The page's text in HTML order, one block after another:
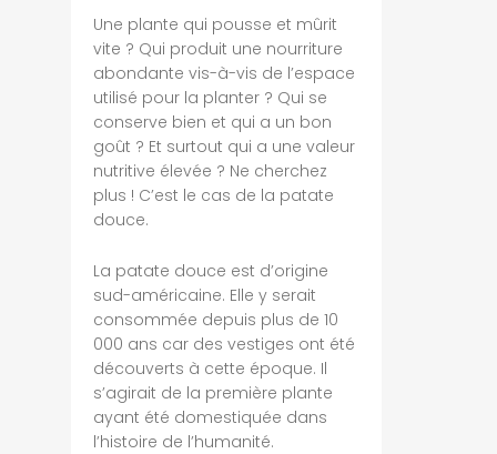
Une plante qui pousse et mûrit
vite ? Qui produit une nourriture
abondante vis-à-vis de l’espace
utilisé pour la planter ? Qui se
conserve bien et qui a un bon
goût ? Et surtout qui a une valeur
nutritive élevée ? Ne cherchez
plus ! C’est le cas de la patate
douce.
La patate douce est d’origine
sud-américaine. Elle y serait
consommée depuis plus de 10
000 ans car des vestiges ont été
découverts à cette époque. Il
s’agirait de la première plante
ayant été domestiquée dans
l’histoire de l’humanité.